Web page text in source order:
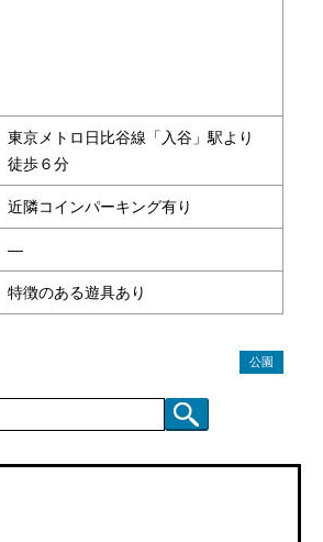
東京メトロ日比谷線「入谷」駅より
徒歩６分
近隣コインパーキング有り
―
特徴のある遊具あり
公園